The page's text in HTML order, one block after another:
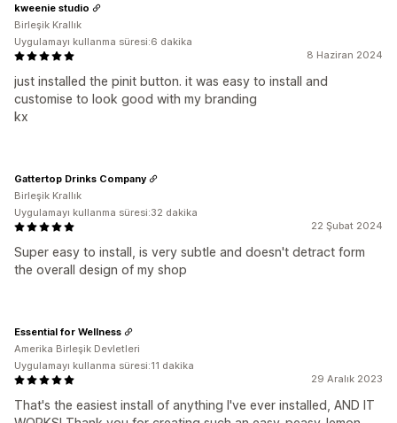
8 Haziran 2024
just installed the pinit button. it was easy to install and
customise to look good with my branding
kx
kweenie studio
Birleşik Krallık
Uygulamayı kullanma süresi:6 dakika
22 Şubat 2024
Super easy to install, is very subtle and doesn't detract form
the overall design of my shop
Gattertop Drinks Company
Birleşik Krallık
Uygulamayı kullanma süresi:32 dakika
29 Aralık 2023
That's the easiest install of anything I've ever installed, AND IT
Essential for Wellness
Amerika Birleşik Devletleri
Uygulamayı kullanma süresi:11 dakika